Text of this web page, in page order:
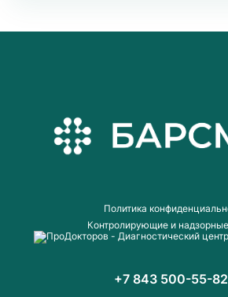
Пoлитика
Контролирующие и
+7 843 500-55-82